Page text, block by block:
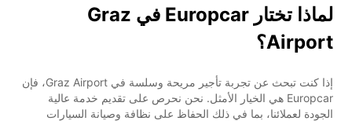
لماذا تختار Europcar في Graz
Airport؟
إذا كنت تبحث عن تجربة تأجير مريحة وسلسة في Graz Airport، فإن
Europcar هي الخيار الأمثل. نحن نحرص على تقديم خدمة عالية
الجودة لعملائنا، بما في ذلك الحفاظ على نظافة وصيانة السيارات